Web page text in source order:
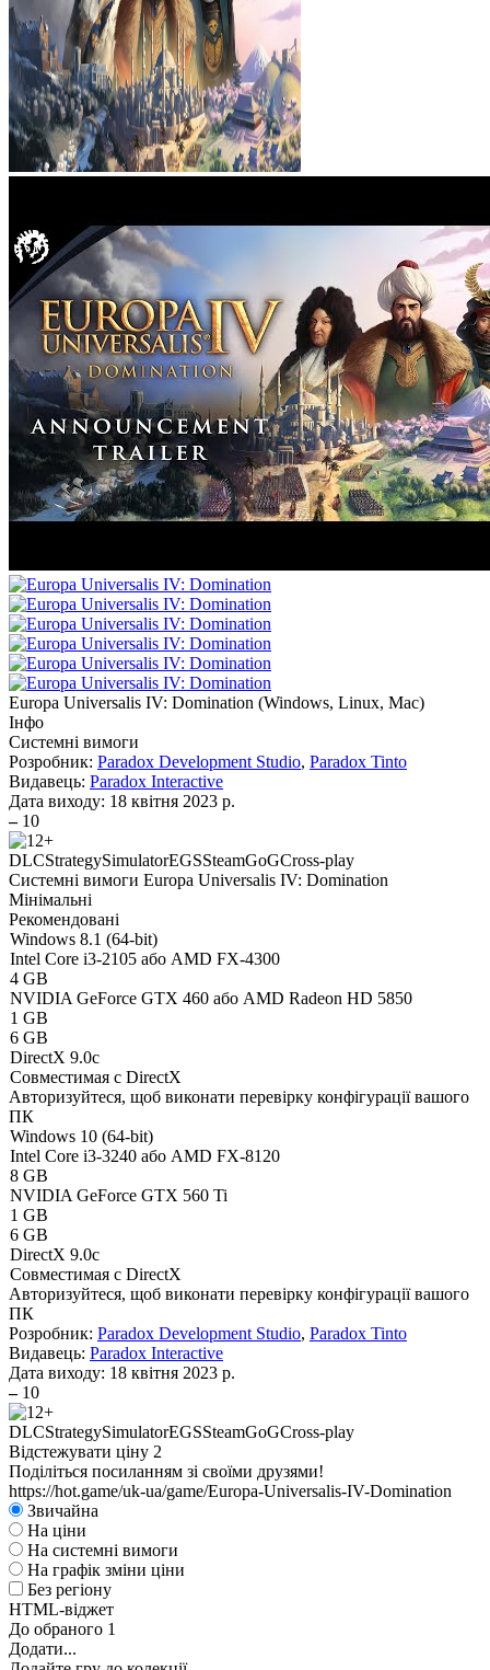
Europa Universalis IV: Domination (Windows, Linux, Mac)
Інфо
Системні вимоги
Розробник: Paradox Development Studio, Paradox Tinto
Видавець: Paradox Interactive
Дата виходу: 18 квітня 2023 р.
– 10
DLCStrategySimulatorEGSSteamGoGCross-play
Системні вимоги Europa Universalis IV: Domination
Мінімальні
Рекомендовані
Windows 8.1 (64-bit)
Intel Core i3-2105 або AMD FX-4300
4 GB
NVIDIA GeForce GTX 460 або AMD Radeon HD 5850
1 GB
6 GB
DirectX 9.0c
Совместимая с DirectX
Авторизуйтеся, щоб виконати перевірку конфігурації вашого
ПК
Windows 10 (64-bit)
Intel Core i3-3240 або AMD FX-8120
8 GB
NVIDIA GeForce GTX 560 Ti
1 GB
6 GB
DirectX 9.0c
Совместимая с DirectX
Авторизуйтеся, щоб виконати перевірку конфігурації вашого
ПК
Розробник: Paradox Development Studio, Paradox Tinto
Видавець: Paradox Interactive
Дата виходу: 18 квітня 2023 р.
– 10
DLCStrategySimulatorEGSSteamGoGCross-play
Відстежувати ціну 2
Поділіться посиланням зі своїми друзями!
https://hot.game/uk-ua/game/Europa-Universalis-IV-Domination
Звичайна
На ціни
На системні вимоги
На графік зміни ціни
Без регіону
HTML-віджет
До обраного 1
Додати...